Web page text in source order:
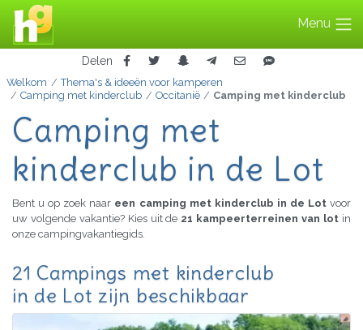
Menu
Delen
Welkom
Thema's & ideeën voor kamperen
Camping met kinderclub
Occitanië Camping met kinderclub
Camping met
kinderclub in de Lot
Bent u op zoek naar een camping met kinderclub in de Lotvoor
uw volgende vakantie? Kies uit de 21 kampeerterreinen van lot in
onze campingvakantiegids.
21 Campings met kinderclub
in de Lot zijn beschikbaar